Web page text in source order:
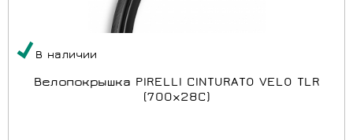
В наличии
Велопокрышка PIRELLI CINTURATO VELO TLR
(700x28C)